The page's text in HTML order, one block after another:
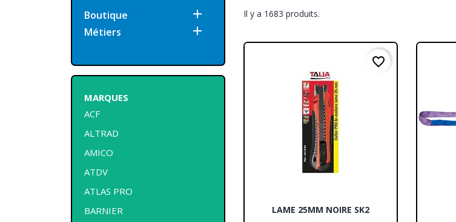
Boutique 
Métiers 
MARQUES
ACF
ALTRAD
AMICO
ATDV
ATLAS PRO
BARNIER
Il y a 1683 produits.
Aperçu rapide
LAME 25MM NOIRE SK2
favorite_border